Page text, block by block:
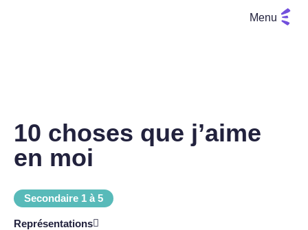
Menu
10 choses que j’aime
en moi
Secondaire 1 à 5
Représentations